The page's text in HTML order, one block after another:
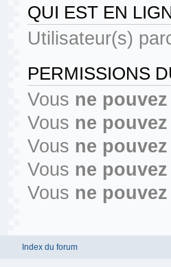
QUI EST EN
Utilisateur(s)
PERMISSIONS
Vous ne
Vous ne
Vous ne
Vous ne
Vous ne
Index du forum